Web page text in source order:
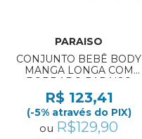
PARAISO
CONJUNTO BEBÊ BODY
MANGA LONGA COM
BORDADO PARAISO
REF:19129 RN/P
R$ 123,41
(-5% através do PIX)
ou R$129,90